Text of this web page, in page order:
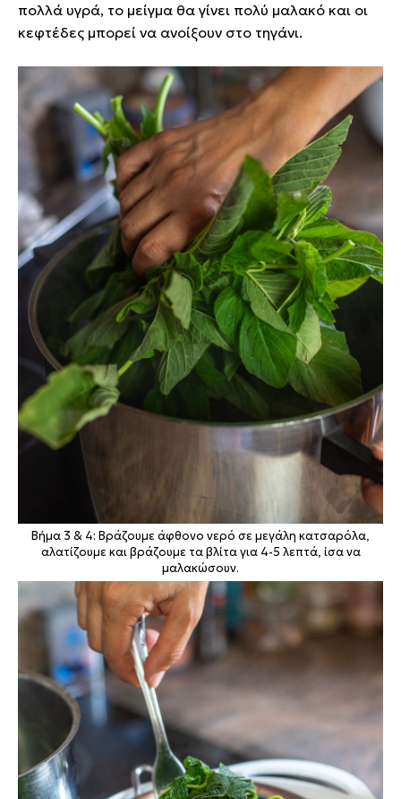
πολλά υγρά, το μείγμα θα γίνει πολύ μαλακό και οι
κεφτέδες μπορεί να ανοίξουν στο τηγάνι.
Βήμα 3 & 4: Βράζουμε άφθονο νερό σε μεγάλη κατσαρόλα,
αλατίζουμε και βράζουμε τα βλίτα για 4-5 λεπτά, ίσα να
μαλακώσουν.